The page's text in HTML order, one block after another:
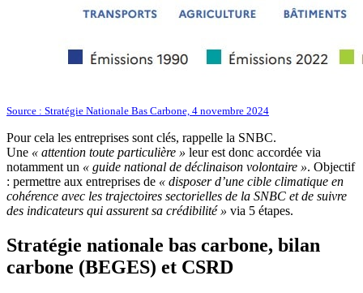
Source : Stratégie Nationale Bas Carbone, 4 novembre 2024
Pour cela les entreprises sont clés, rappelle la SNBC.
Une « attention toute particulière » leur est donc accordée via
notamment un « guide national de déclinaison volontaire ». Objectif
: permettre aux entreprises de « disposer d’une cible climatique en
cohérence avec les trajectoires sectorielles de la SNBC et de suivre
des indicateurs qui assurent sa crédibilité » via 5 étapes.
Stratégie nationale bas carbone, bilan
carbone (BEGES) et CSRD